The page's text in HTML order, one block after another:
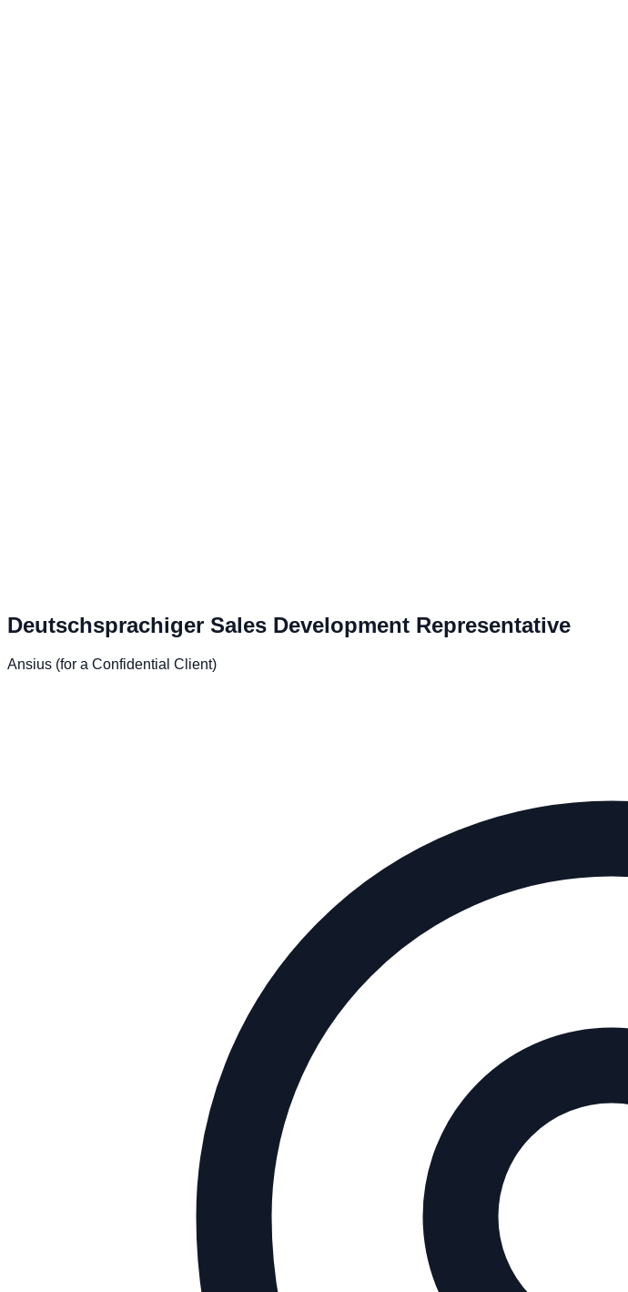
Deutschsprachiger Sales Development Representative
Ansius (for a Confidential Client)